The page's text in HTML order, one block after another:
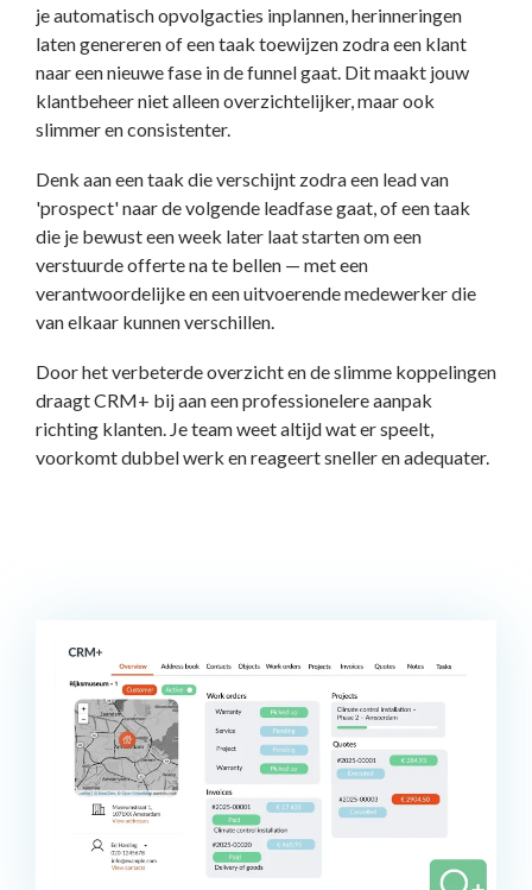
je automatisch opvolgacties inplannen, herinneringen
laten genereren of een taak toewijzen zodra een klant
naar een nieuwe fase in de funnel gaat. Dit maakt jouw
klantbeheer niet alleen overzichtelijker, maar ook
slimmer en consistenter.
Denk aan een taak die verschijnt zodra een lead van
'prospect' naar de volgende leadfase gaat, of een taak
die je bewust een week later laat starten om een
verstuurde offerte na te bellen — met een
verantwoordelijke en een uitvoerende medewerker die
van elkaar kunnen verschillen.
Door het verbeterde overzicht en de slimme koppelingen
draagt CRM+ bij aan een professionelere aanpak
richting klanten. Je team weet altijd wat er speelt,
voorkomt dubbel werk en reageert sneller en adequater.